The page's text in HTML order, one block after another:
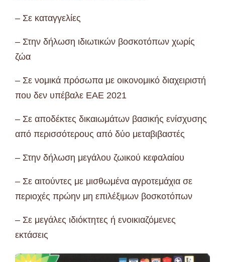
– Σε καταγγελίες
– Στην δήλωση ιδιωτικών βοσκοτόπων χωρίς
ζώα
– Σε νομικά πρόσωπα με οικονομικό διαχειριστή
που δεν υπέβαλε ΕΑΕ 2021
– Σε αποδέκτες δικαιωμάτων βασικής ενίσχυσης
από περισσότερους από δύο μεταβιβαστές
– Στην δήλωση μεγάλου ζωικού κεφαλαίου
– Σε αιτούντες με μισθωμένα αγροτεμάχια σε
περιοχές πρώην μη επιλέξιμων βοσκοτόπων
– Σε μεγάλες ιδιόκτητες ή ενοικιαζόμενες
εκτάσεις